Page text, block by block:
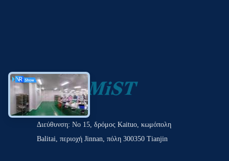
Διεύθυνση: Νο 15, δρόμος Kaituo, κωμόπολη
Balitai, περιοχή Jinnan, πόλη 300350 Tianjin